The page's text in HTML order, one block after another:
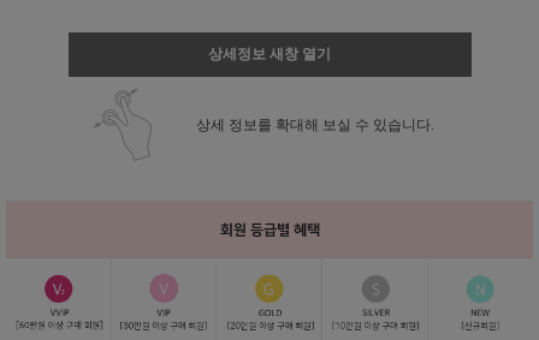
상세정보 새창 열기
상세 정보를 확대해 보실 수 있습니다.